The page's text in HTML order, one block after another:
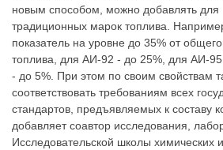
новым способом, можно добавлять для
традиционных марок топлива.
показатель на уровне до 35% от
топлива, для АИ-92 - до 25%, для АИ-
- до 5%. При этом по своим свойствам
соответствовать требованиям всех
стандартов, предъявляемых к составу
добавляет соавтор исследования,
Исследовательской школы химических